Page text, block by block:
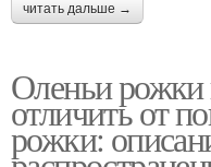
читать дальше →
Оленьи рожки
отличить от
рожки: